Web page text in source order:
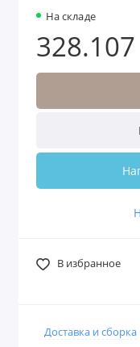
На складе
В избранное
Доставка и сборка